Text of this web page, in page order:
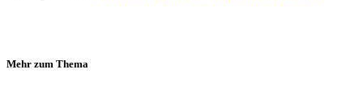
Mehr zum Thema